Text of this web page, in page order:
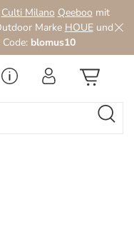
Culti Milano Qeeboo mit
Marke HOUEund
blomus10